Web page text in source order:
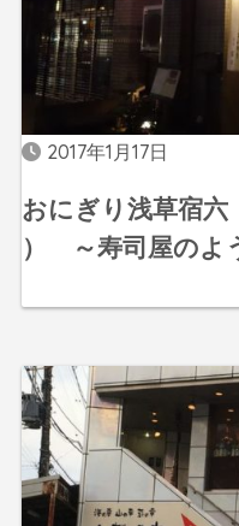
2017年1月17日
おにぎり浅草宿六
） ～寿司屋のよ